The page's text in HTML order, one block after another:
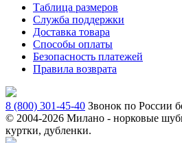
Таблица размеров
Служба поддержки
Доставка товара
Способы оплаты
Безопасность платежей
Правила возврата
8 (800) 301-45-40 Звонок по России
© 2004-2026 Милано - норковые
куртки, дубленки.